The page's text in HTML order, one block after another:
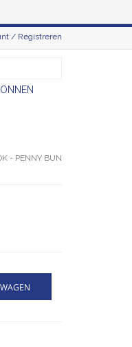
/ Registreren
- PENNY BUN